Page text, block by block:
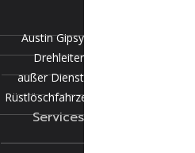
Austin Gipsy
Drehleiter
außer Dienst
Rüstlöschfahrzeug
Services